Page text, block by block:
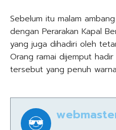
Sebelum itu malam
dengan Perarakan Kapal
yang juga dihadiri oleh
Orang ramai dijemput
tersebut yang penuh